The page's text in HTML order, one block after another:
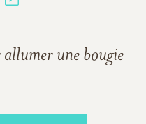
une bougie